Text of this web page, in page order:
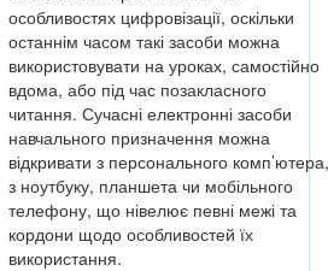
особливостях цифровізації, оскільки
останнім часом такі засоби можна
використовувати на уроках, самостійно
вдома, або під час позакласного
читання. Сучасні електронні засоби
навчального призначення можна
відкривати з персонального комп’ютера,
з ноутбуку, планшета чи мобільного
телефону, що нівелює певні межі та
кордони щодо особливостей їх
використання.